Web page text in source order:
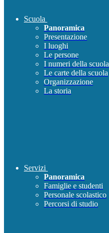
Scuola
Panoramica
Presentazione
I luoghi
Le persone
I numeri della scuola
Le carte della scuola
Organizzazione
La storia
Servizi
Panoramica
Famiglie e studenti
Personale scolastico
Percorsi di studio